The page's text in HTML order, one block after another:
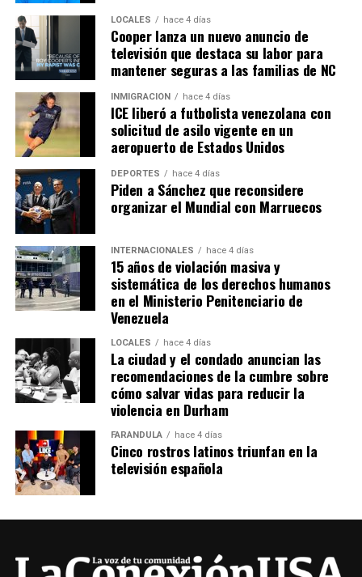
LOCALES hace 4 días
Cooper lanza un nuevo anuncio de
televisión que destaca su labor para
mantener seguras a las familias de NC
INMIGRACIÓN hace 4 días
ICE liberó a futbolista venezolana con
solicitud de asilo vigente en un
aeropuerto de Estados Unidos
DEPORTES hace 4 días
Piden a Sánchez que reconsidere
organizar el Mundial con Marruecos
INTERNACIONALES hace 4 días
15 años de violación masiva y
sistemática de los derechos humanos
en el Ministerio Penitenciario de
Venezuela
LOCALES hace 4 días
La ciudad y el condado anuncian las
recomendaciones de la cumbre sobre
cómo salvar vidas para reducir la
violencia en Durham
FARÁNDULA hace 4 días
Cinco rostros latinos triunfan en la
televisión española